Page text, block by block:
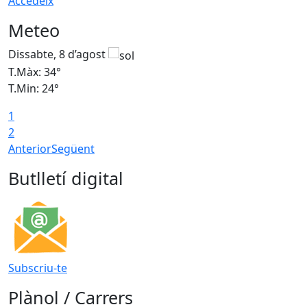
Meteo
Dissabte, 8 d’agost
T.Màx: 34°
T.Min: 24°
1
2
AnteriorSegüent
Butlletí digital
Subscriu-te
Plànol / Carrers